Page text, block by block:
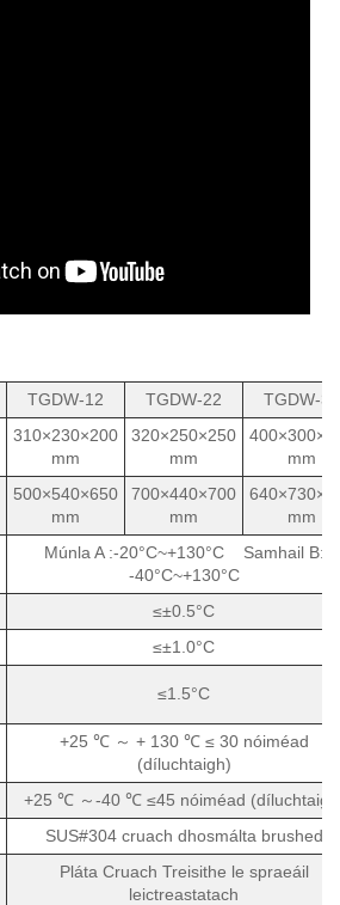
TGDW-12 TGDW-22
TGDW-36
310×230×200
mm
320×250×250
mm
mm
500×540×650
mm
700×440×700
mm
mm
Múnla A :-20°C~+130°C Samhail B:
-40°C~+130°C
≤±0.5°C
≤±1.0°C
≤1.5°C
+25 ℃ ～ + 130 ℃ ≤ 30 nóiméad
(díluchtaigh)
+25 ℃ ～-40 ℃ ≤45 nóiméad
SUS#304 cruach dhosmálta brushed
Pláta Cruach Treisithe le spraeáil
leictreastatach